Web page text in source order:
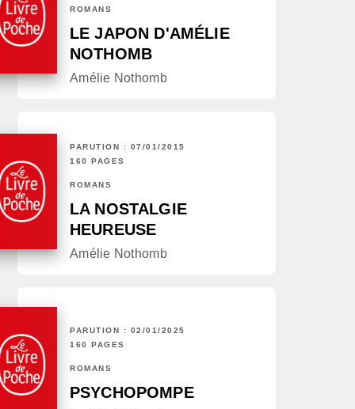
ROMANS
LE JAPON D'AMÉLIE
NOTHOMB
Amélie Nothomb
PARUTION : 07/01/2015
160 PAGES
ROMANS
LA NOSTALGIE
HEUREUSE
Amélie Nothomb
PARUTION : 02/01/2025
160 PAGES
ROMANS
PSYCHOPOMPE